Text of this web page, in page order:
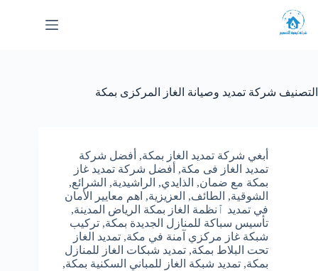
إلى
المحتوى
التصنيف شركة تمديد وصيانة الغاز المركزى بمكة
أبغي شركة تمديد الغاز بمكة, أفضل شركة
تمديد الغاز فى مكة, أفضل شركة تمديد غاز
بمكة مع ضمان, الذايدي, الراشيدية, الشرائع,
الشوقية, الطائف, العزيزية, اهم معايير الأمان
في تمديد ٱنظمة الغاز بمكة الرياض المدينة,
تأسيس سباكة للمنازل الجديدة بمكة, تركيب
شبكة غاز مركزي آمنة في مكة, تمديد الغاز
تحت البلاط بمكة, تمديد شبكات الغاز للمنازل
بمكة, تمديد شبكة الغاز للمباني السكنية بمكة,